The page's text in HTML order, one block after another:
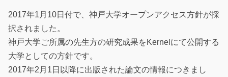
2017年1月10日付で、神戸大学オープンアクセス方針が採
択されました。
神戸大学ご所属の先生方の研究成果をKernelにて公開する
大学としての方針です。
2017年2月1日以降に出版された論文の情報につきまし